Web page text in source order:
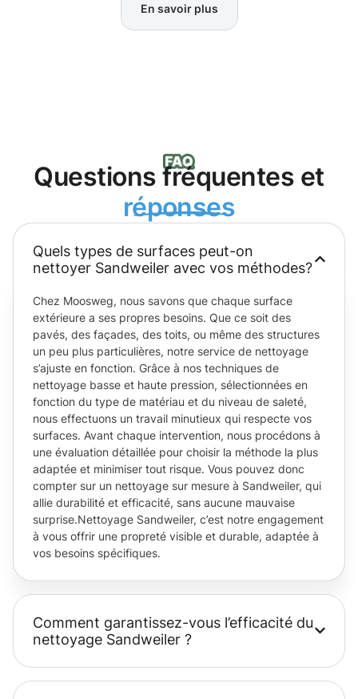
En savoir plus
Questions fréquentes et
réponses
Quels types de surfaces peut-on
nettoyer Sandweiler avec vos méthodes?
Chez Moosweg, nous savons que chaque surface
extérieure a ses propres besoins. Que ce soit des
pavés, des façades, des toits, ou même des structures
un peu plus particulières, notre service de nettoyage
s’ajuste en fonction. Grâce à nos techniques de
nettoyage basse et haute pression, sélectionnées en
fonction du type de matériau et du niveau de saleté,
nous effectuons un travail minutieux qui respecte vos
surfaces. Avant chaque intervention, nous procédons à
une évaluation détaillée pour choisir la méthode la plus
adaptée et minimiser tout risque. Vous pouvez donc
compter sur un nettoyage sur mesure à Sandweiler, qui
allie durabilité et efficacité, sans aucune mauvaise
surprise.Nettoyage Sandweiler, c’est notre engagement
à vous offrir une propreté visible et durable, adaptée à
vos besoins spécifiques.
Comment garantissez-vous l’efficacité du
nettoyage Sandweiler ?